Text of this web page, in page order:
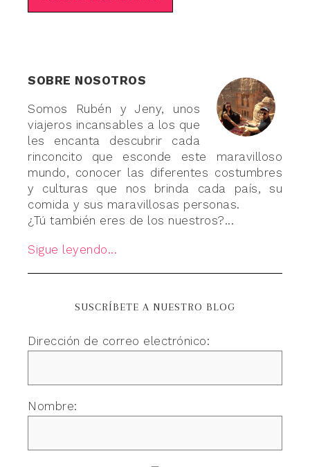
SOBRE NOSOTROS
Somos Rubén y Jeny, unos
viajeros incansables a los que
les encanta descubrir cada
rinconcito que esconde este maravilloso
mundo, conocer las diferentes costumbres
y culturas que nos brinda cada país, su
comida y sus maravillosas personas.
¿Tú también eres de los nuestros?...
Sigue leyendo...
SUSCRÍBETE A NUESTRO BLOG
Dirección de correo electrónico:
Nombre: